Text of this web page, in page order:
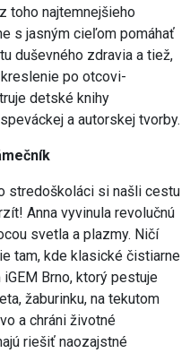
toho najtemnejšieho
s jasným cieľom pomáhať
duševného zdravia a tiež,
po otcovi-
detské knihy
a autorskej tvorby.
stredoškoláci si našli cestu
Anna vyvinula revolučnú
svetla a plazmy. Ničí
tam, kde klasické čistiarne
Brno, ktorý pestuje
žaburinku, na tekutom
a chráni životné
riešiť naozajstné